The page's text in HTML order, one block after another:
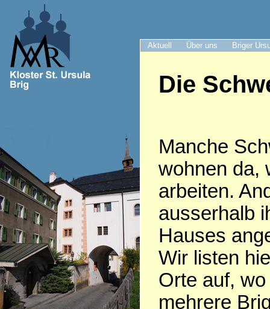
Aktuell Über uns Briger
Die
Manche
wohnen da,
arbeiten.
ausserhalb
Hauses
Wir listen
Orte auf,
mehrere